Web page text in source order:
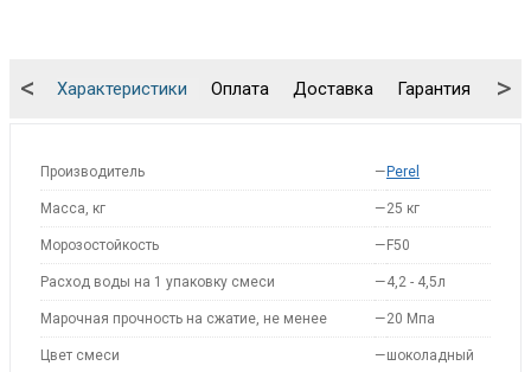
Характеристики Оплата Доставка Гарантия
< >
Производитель — Perel
Масса, кг —25 кг
Морозостойкость — F50
Расход воды на 1 упаковку смеси —4,2 - 4,5л
Марочная прочность на сжатие, не менее —20 Мпа
Цвет смеси —шоколадный